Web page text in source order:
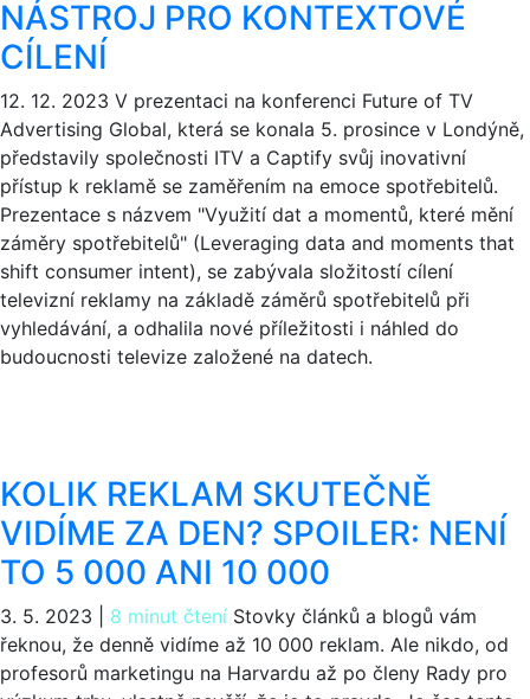
NÁSTROJ PRO KONTEXTOVÉ
CÍLENÍ
12. 12. 2023 V prezentaci na konferenci Future of TV
Advertising Global, která se konala 5. prosince v Londýně,
představily společnosti ITV a Captify svůj inovativní
přístup k reklamě se zaměřením na emoce spotřebitelů.
Prezentace s názvem "Využití dat a momentů, které mění
záměry spotřebitelů" (Leveraging data and moments that
shift consumer intent), se zabývala složitostí cílení
televizní reklamy na základě záměrů spotřebitelů při
vyhledávání, a odhalila nové příležitosti i náhled do
budoucnosti televize založené na datech.
KOLIK REKLAM SKUTEČNĚ
VIDÍME ZA DEN? SPOILER: NENÍ
TO 5 000 ANI 10 000
3. 5. 2023 8 minut čtení Stovky článků a blogů vám
řeknou, že denně vidíme až 10 000 reklam. Ale nikdo, od
profesorů marketingu na Harvardu až po členy Rady pro